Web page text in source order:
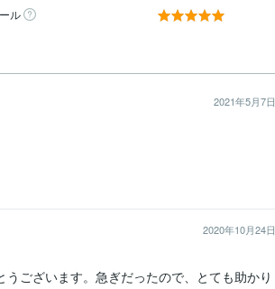
ル
2021年5月7日
2020年10月24日
ございます。急ぎだったので、とても助かり